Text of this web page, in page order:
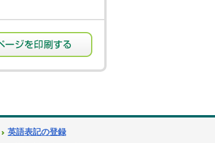
英語表記の登録